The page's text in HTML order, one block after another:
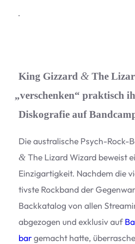
·
King Gizzard & The
„verschenken“ praktisch
Diskografie auf
Die aus­tra­li­sche Psych-Rock-
&The Lizard Wizard beweist
Ein­zig­ar­tig­keit. Nach­dem die
tivste Rock­band der
Back­ka­ta­log von allen
abge­zo­gen und exklu­siv auf
bargemacht hatte,